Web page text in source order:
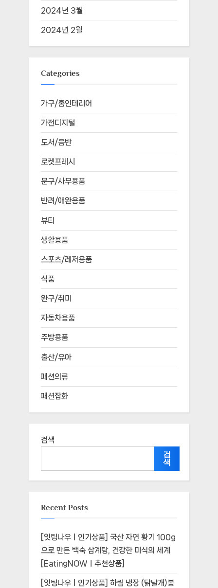
2024년 3월
2024년 2월
Categories
가구/홈인테리어
가전디지털
도서/음반
로켓프레시
문구/사무용품
반려/애완용품
뷰티
생활용품
스포츠/레저용품
식품
완구/취미
자동차용품
주방용품
출산/유아
패션의류
패션잡화
검색
검
색
Recent Posts
[잇팅나우ㅣ인기상품] 국산 자연 황기 100g
으로 만든 백숙 삼계탕, 건강한 미식의 세계
[EatingNOWㅣ추천상품]
[잇팅나우ㅣ인기상품] 하림 냉장 (닭날개)봉